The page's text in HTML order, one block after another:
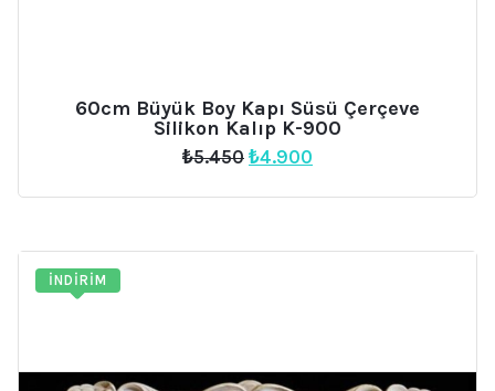
60cm Büyük Boy Kapı Süsü Çerçeve
Silikon Kalıp K-900
₺5.450 Orijinal
₺5.450.
₺4.900
fiyat:
İNDIRIM